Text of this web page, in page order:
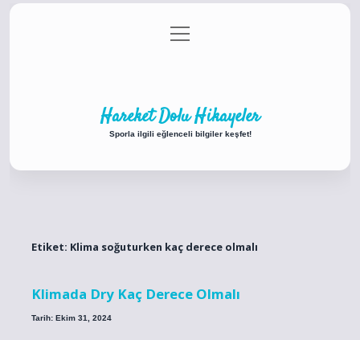
Gizlilik Politikası
menüyü
aç
Hareket Dolu Hikayeler
Sporla ilgili eğlenceli bilgiler keşfet!
Etiket: Klima soğuturken kaç derece olmalı
Klimada Dry Kaç Derece Olmalı
Tarih: Ekim 31, 2024